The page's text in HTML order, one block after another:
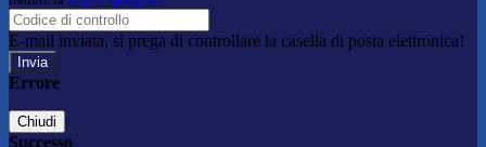
E-mail inviata, si prega di controllare la casella di posta elettronica!
Errore
Chiudi
Successo